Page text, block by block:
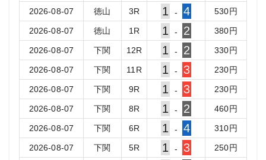
2026-08-07 徳山 3R 1 - 4 530円
2026-08-07 徳山 1 R 1 - 2 380円
2026-08-07 下関 12R 1 - 2 330円
2026-08-07 下関 11 R 1 - 3 230円
2026-08-07 下関 9R 1 - 3 230円
2026-08-07 下関 8R 1 - 2 460円
2026-08-07 下関 6R 1 - 4 310円
2026-08-07 下関 5R 1 - 3 250円